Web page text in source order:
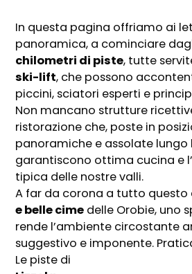
In questa pagina offriamo ai
panoramica, a cominciare
chilometri di piste, tutte
ski-lift, che possono
piccini, sciatori esperti e
Non mancano strutture
ristorazione che, poste in
panoramiche e assolate lungo
garantiscono ottima cucina e
tipica delle nostre valli.
A far da corona a tutto questo
e belle cime delle Orobie, uno
rende l’ambiente circostante
suggestivo e imponente.
Le piste di